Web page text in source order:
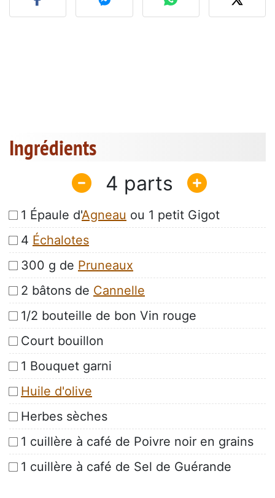
Ingrédients
4
1 Épaule d'Agneau ou 1 petit Gigot
4 Échalotes
300 g de Pruneaux
2 bâtons de Cannelle
1/2 bouteille de bon Vin rouge
Court bouillon
1 Bouquet garni
Huile d'olive
Herbes sèches
1 cuillère à café de Poivre noir en grains
1 cuillère à café de Sel de Guérande